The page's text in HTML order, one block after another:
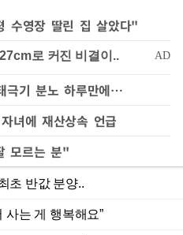
수영장 딸린 집 살았다"
극기 분노 하루만에…
녀에 재산상속 언급
모르는 분"